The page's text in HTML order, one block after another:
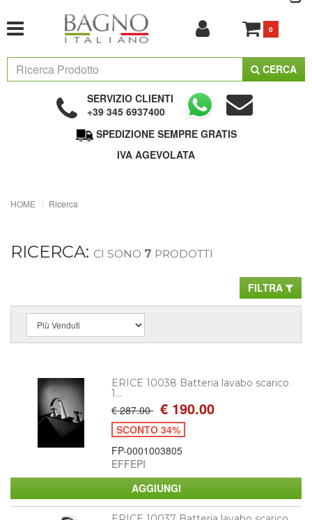
0
CERCA
SERVIZIO CLIENTI
+39 345 6937400
SPEDIZIONE SEMPRE GRATIS
IVA AGEVOLATA
HOME Ricerca
RICERCA: CI SONO 7 PRODOTTI
FILTRA
ERICE 10038 Batteria lavabo scarico
1...
€ 287.00 € 190.00
SCONTO 34%
FP-0001003805
EFFEPI